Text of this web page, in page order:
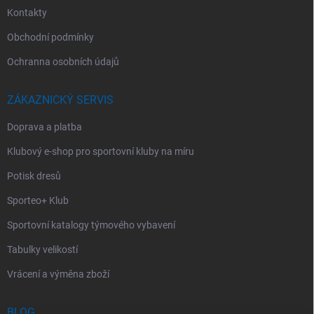
Kontakty
Obchodní podmínky
Ochranna osobních údajů
ZÁKAZNICKÝ SERVIS
Doprava a platba
Klubový e-shop pro sportovní kluby na míru
Potisk dresů
Sporteo+ Klub
Sportovní katalogy týmového vybavení
Tabulky velikostí
Vrácení a výměna zboží